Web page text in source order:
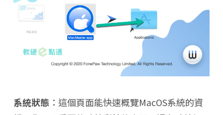
系統狀態 ：這個頁面能快速概覽MacOS系統的資